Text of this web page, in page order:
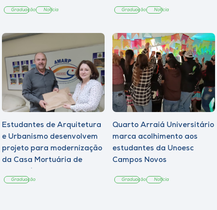
Graduação Notícia Graduação Notícia
Estudantes de Arquitetura
e Urbanismo desenvolvem
projeto para modernização
da Casa Mortuária de
Graduação
Quarto Arraiá Universitário
marca acolhimento aos
estudantes da Unoesc
Campos Novos
Graduação Notícia